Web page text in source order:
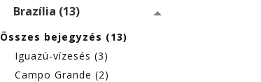
Brazília (13)
Összes bejegyzés (13)
Iguazú-vízesés (3)
Campo Grande (2)